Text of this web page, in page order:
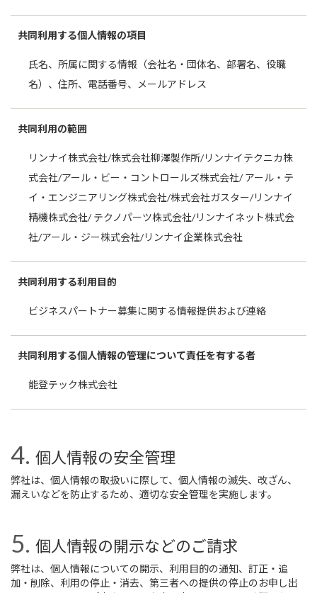
共同利用する個人情報の項目
氏名、所属に関する情報（会社名・団体名、部署名、役職
名）、住所、電話番号、メールアドレス
共同利用の範囲
リンナイ株式会社/株式会社柳澤製作所/リンナイテクニカ株
式会社/アール・ビー・コントロールズ株式会社/ アール・テ
イ・エンジニアリング株式会社/株式会社ガスター/リンナイ
精機株式会社/ テクノパーツ株式会社/リンナイネット株式会
社/アール・ジー株式会社/リンナイ企業株式会社
共同利用する利用目的
ビジネスパートナー募集に関する情報提供および連絡
共同利用する個人情報の管理について責任を有する者
能登テック株式会社
個人情報の安全管理
弊社は、個人情報の取扱いに際して、個人情報の滅失、改ざん、
漏えいなどを防止するため、適切な安全管理を実施します。
個人情報の開示などのご請求
弊社は、個人情報についての開示、利用目的の通知、訂正・追
加・削除、利用の停止・消去、第三者への提供の停止のお申し出